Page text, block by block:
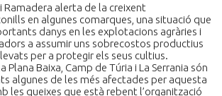
Ramadera alerta de la creixent
en algunes comarques, una situació que
danys en les explotacions agràries i
a assumir uns sobrecostos productius
per a protegir els seus cultius.
Plana Baixa, Camp de Túria i La Serrania són
algunes de les més afectades per aquesta
les queixes que està rebent l’organització